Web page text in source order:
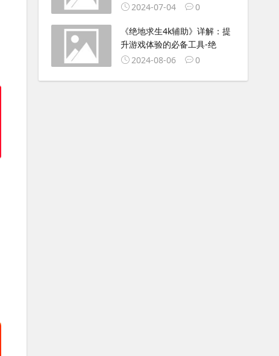
2024-07-04
0
《绝地求生4k辅助》详解：提
升游戏体验的必备工具-绝
2024-08-06
0